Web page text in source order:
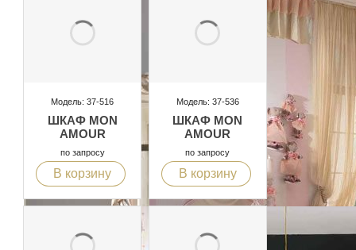
Модель: 37-516
ШКАФ MON
AMOUR
по запросу
В корзину
Модель: 37-536
ШКАФ MON
AMOUR
по запросу
В корзину